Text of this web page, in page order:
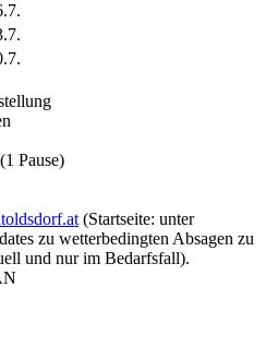
Pause)
(Startseite: unter
zu wetterbedingten Absagen zu
und nur im Bedarfsfall).